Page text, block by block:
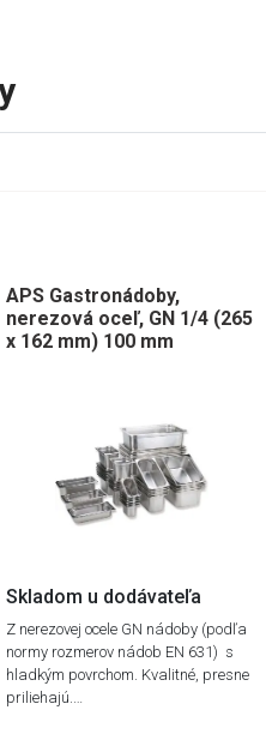
APS Gastronádoby,
nerezová oceľ, GN 1/4 (265
x 162 mm) 100 mm
Skladom u dodávateľa
Z nerezovej ocele GN nádoby (podľa
normy rozmerov nádob EN 631) s
hladkým povrchom. Kvalitné, presne
priliehajú.…